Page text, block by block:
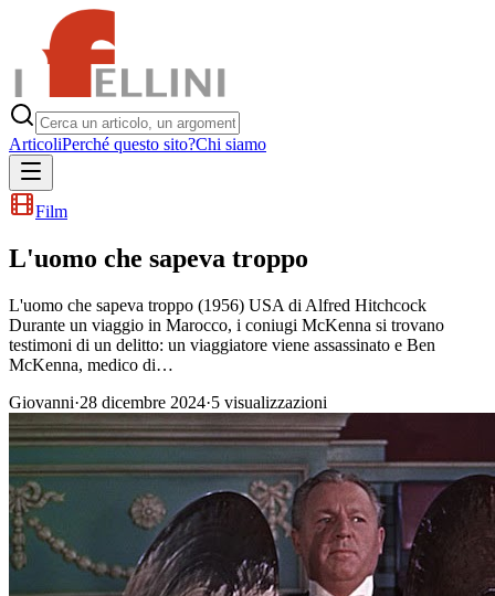
ArticoliPerché questo sito?Chi siamo
Film
L'uomo che sapeva troppo
L'uomo che sapeva troppo (1956) USA di Alfred Hitchcock
Durante un viaggio in Marocco, i coniugi McKenna si trovano
testimoni di un delitto: un viaggiatore viene assassinato e Ben
McKenna, medico di…
Giovanni·28 dicembre 2024·5 visualizzazioni